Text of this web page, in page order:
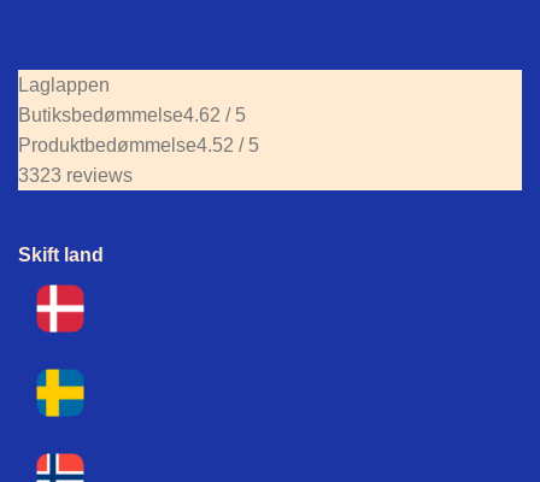
Laglappen
Butiksbedømmelse4.62 / 5
Produktbedømmelse4.52 / 5
3323 reviews
Skift land